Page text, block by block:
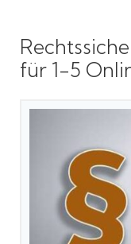
für 1-5